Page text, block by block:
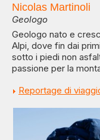
Nicolas Martinoli
Geologo
Geologo nato e
Alpi, dove fin dai
sotto i piedi non
passione per la
Reportage di